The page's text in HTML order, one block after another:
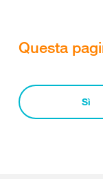
Questa
Sì